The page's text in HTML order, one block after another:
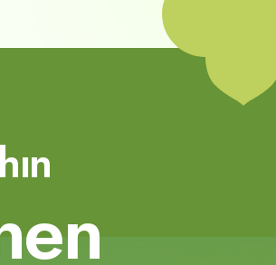
en